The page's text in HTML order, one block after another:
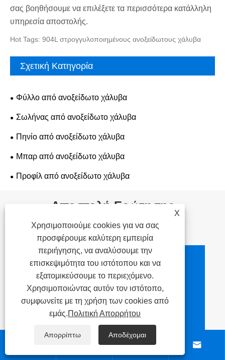
σας βοηθήσουμε να επιλέξετε τα περισσότερα κατάλληλη
υπηρεσία αποστολής.
Hot Tags: 904L στρογγυλοποιημένους ανοξείδωτους χάλυβα
Σχετική Κατηγορία
Φύλλο από ανοξείδωτο χάλυβα
Σωλήνας από ανοξείδωτο χάλυβα
Πηνίο από ανοξείδωτο χάλυβα
Μπαρ από ανοξείδωτο χάλυβα
Προφίλ από ανοξείδωτο χάλυβα
Αποστολή Ερώτησης
Πληροφορίες
επαφής
 Διεύθυνση
NO.260, Xicheng Road,
Liangxi District, Wuxi City,
Jiangsu Province, Κίνα
 
X
Χρησιμοποιούμε cookies για να σας
προσφέρουμε καλύτερη εμπειρία
περιήγησης, να αναλύσουμε την
επισκεψιμότητα του ιστότοπου και να
εξατομικεύσουμε το περιεχόμενο.
Χρησιμοποιώντας αυτόν τον ιστότοπο,
συμφωνείτε με τη χρήση των cookies από
εμάς.Πολιτική Απορρήτου
Απορρίπτω Αποδέχομαι